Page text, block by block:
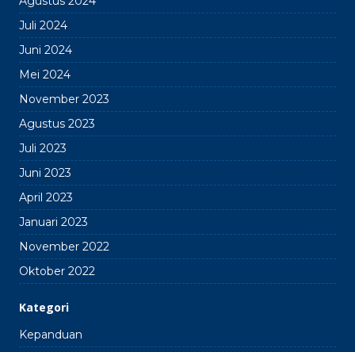
Juli 2024
Juni 2024
Mei 2024
November 2023
Agustus 2023
Juli 2023
Juni 2023
April 2023
Januari 2023
November 2022
Oktober 2022
Kategori
Kepanduan